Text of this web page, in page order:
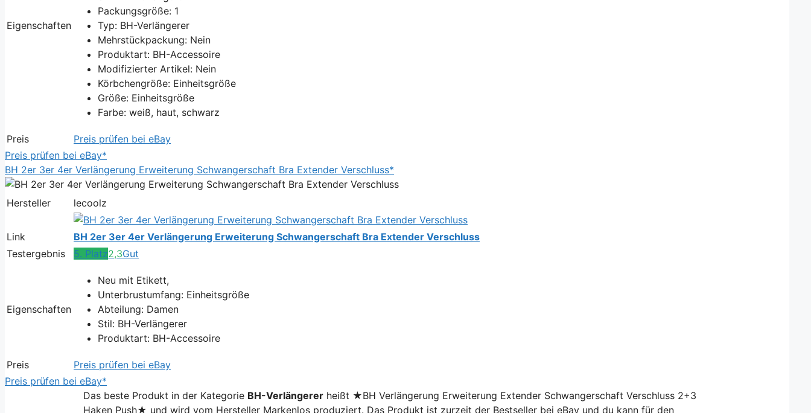
Eigenschaften
Packungsgröße: 1
Typ: BH-Verlängerer
Mehrstückpackung: Nein
Produktart: BH-Accessoire
Modifizierter Artikel: Nein
Körbchengröße: Einheitsgröße
Größe: Einheitsgröße
Farbe: weiß, haut, schwarz
Preis
Preis prüfen bei eBay
Preis prüfen bei eBay*
BH 2er 3er 4er Verlängerung Erweiterung Schwangerschaft Bra Extender Verschluss*
Hersteller lecoolz
Link
BH 2er 3er 4er Verlängerung Erweiterung Schwangerschaft Bra Extender Verschluss
Testergebnis
5. Platz2,3Gut
Eigenschaften
Neu mit Etikett,
Unterbrustumfang: Einheitsgröße
Abteilung: Damen
Stil: BH-Verlängerer
Produktart: BH-Accessoire
Preis
Preis prüfen bei eBay
Preis prüfen bei eBay*
Das beste Produkt in der Kategorie BH-Verlängerer heißt ★BH Verlängerung Erweiterung Extender Schwangerschaft Verschluss 2+3
Haken Push★ und wird vom Hersteller Markenlos produziert. Das Produkt ist zurzeit der Bestseller bei eBay und du kann für den